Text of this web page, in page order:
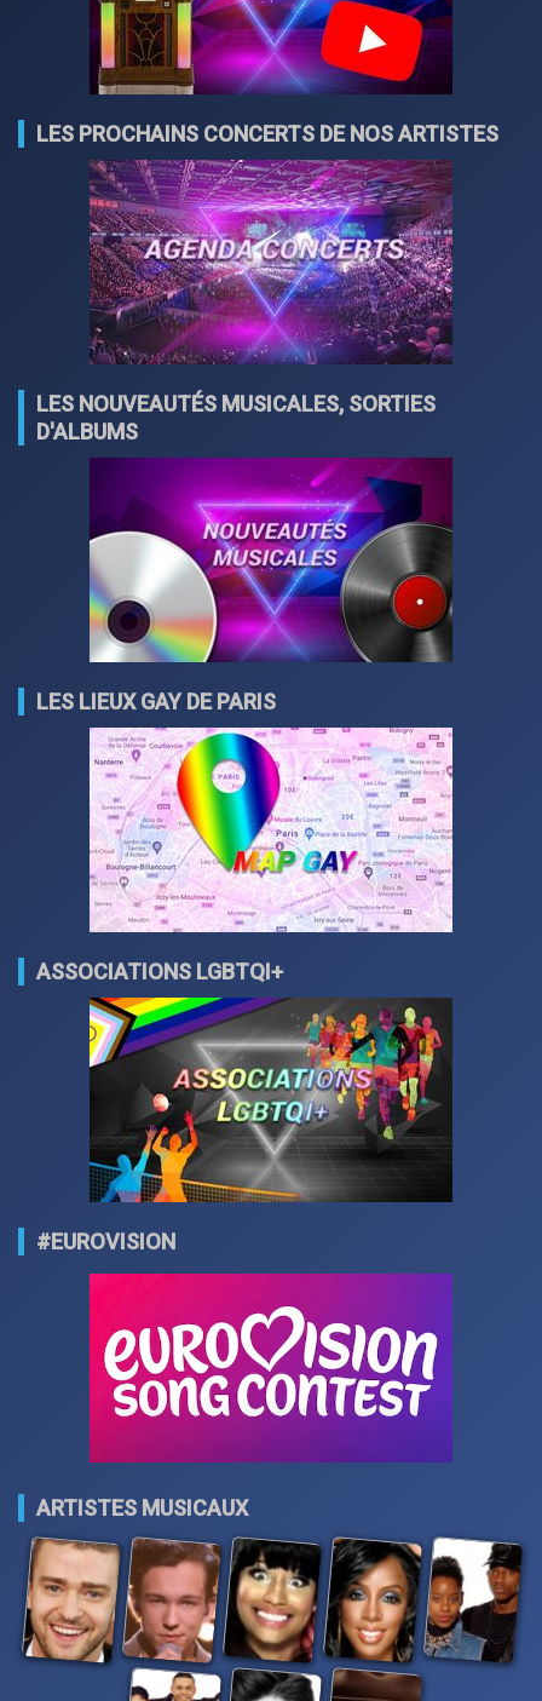
LES PROCHAINS CONCERTS DE NOS ARTISTES
LES NOUVEAUTÉS MUSICALES, SORTIES
D'ALBUMS
LES LIEUX GAY DE PARIS
ASSOCIATIONS LGBTQI+
#EUROVISION
ARTISTES MUSICAUX